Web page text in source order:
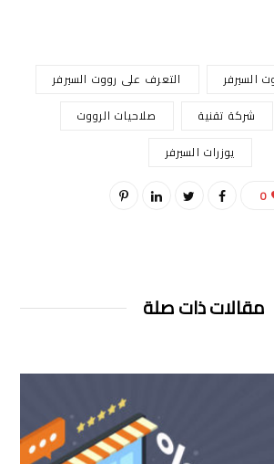
السيرفر
التعرف على رووت السيرفر
شركة تقنية
صلاحيات الرووت
يوزرات السيرفر
0
مقالات ذات صلة